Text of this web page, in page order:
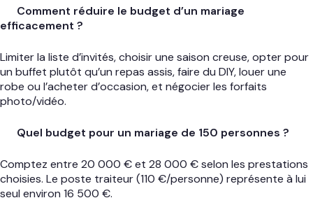
Comment réduire le budget d’un mariage
efficacement ?
Limiter la liste d’invités, choisir une saison creuse, opter pour
un buffet plutôt qu’un repas assis, faire du DIY, louer une
robe ou l’acheter d’occasion, et négocier les forfaits
photo/vidéo.
Quel budget pour un mariage de 150 personnes ?
Comptez entre 20 000 € et 28 000 € selon les prestations
choisies. Le poste traiteur (110 €/personne) représente à lui
seul environ 16 500 €.